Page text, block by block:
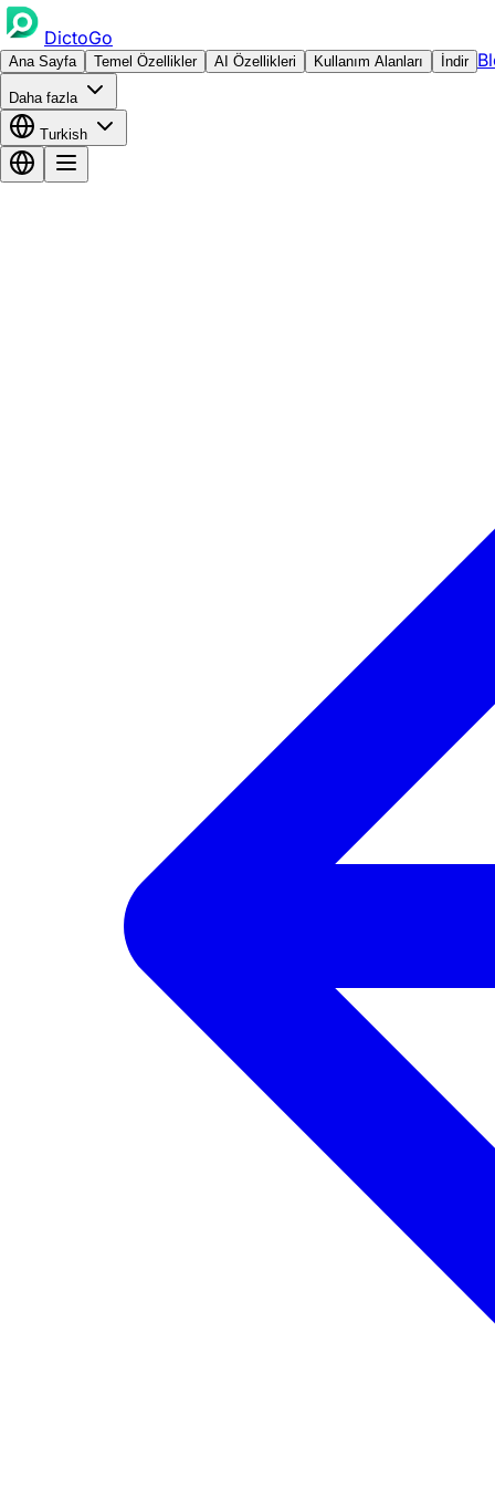
DictoGo
Ana Sayfa Temel Özellikler AI Özellikleri Kullanım Alanları İndir
Daha fazla
Turkish